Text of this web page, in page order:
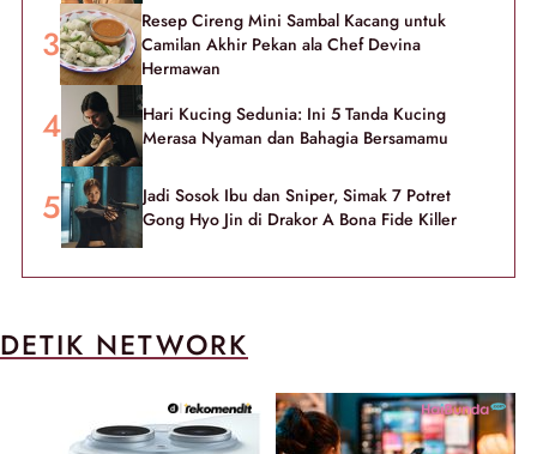
Resep Cireng Mini Sambal Kacang untuk
Camilan Akhir Pekan ala Chef Devina
Hermawan
Hari Kucing Sedunia: Ini 5 Tanda Kucing
Merasa Nyaman dan Bahagia Bersamamu
Jadi Sosok Ibu dan Sniper, Simak 7 Potret
Gong Hyo Jin di Drakor A Bona Fide Killer
DETIK NETWORK